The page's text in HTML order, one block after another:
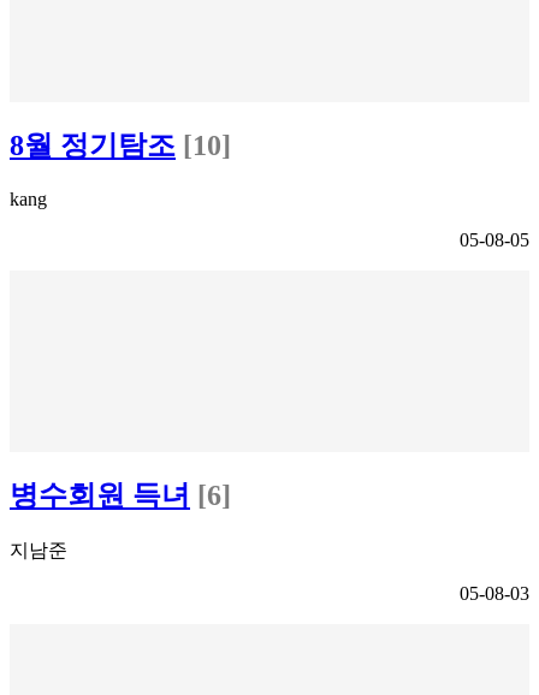
8월 정기탐조 [10]
kang
05-08-05
병수회원 득녀 [6]
지남준
05-08-03